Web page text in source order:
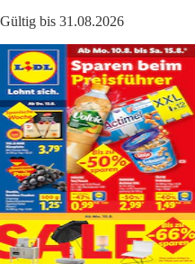
Gültig bis 31.08.2026